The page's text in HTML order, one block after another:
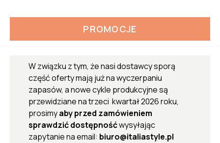
PROMOCJE
W związku z tym, że nasi dostawcy sporą
część oferty mają już na wyczerpaniu
zapasów, a nowe cykle produkcyjne są
przewidziane na trzeci kwartał 2026 roku,
prosimyaby przed zamówieniem
sprawdzić dostępnośćwysyłając
zapytanie na email: biuro@italiastyle.pl